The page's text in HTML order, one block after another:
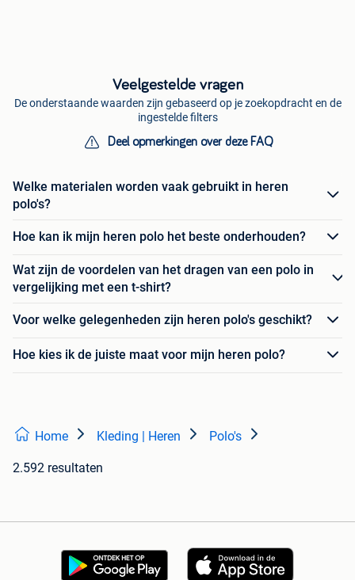
Veelgestelde vragen
De onderstaande waarden zijn gebaseerd op je zoekopdracht en de
ingestelde filters
Deel opmerkingen over deze FAQ
Welke materialen worden vaak gebruikt in heren
polo's?
Hoe kan ik mijn heren polo het beste onderhouden?
Wat zijn de voordelen van het dragen van een polo in
vergelijking met een t-shirt?
Voor welke gelegenheden zijn heren polo's geschikt?
Hoe kies ik de juiste maat voor mijn heren polo?
Home Kleding | Heren Polo's
2.592 resultaten